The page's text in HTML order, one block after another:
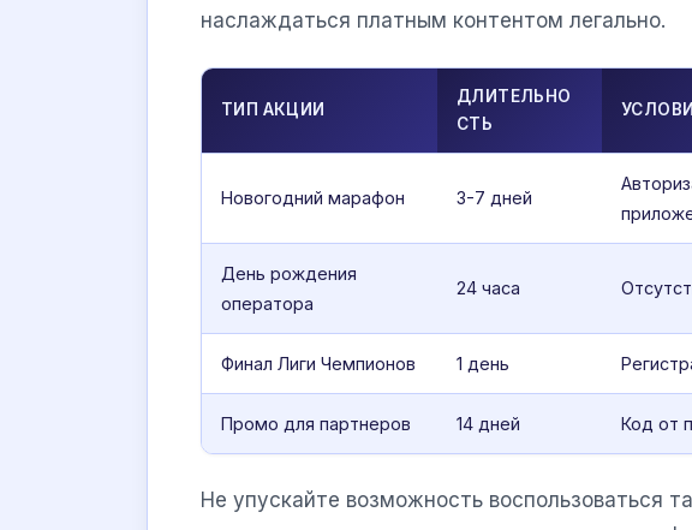
наслаждаться платным контентом легально.
ТИП АКЦИИ
ДЛИТЕЛЬНО
СТЬ
Новогодний марафон 3-7 дней
День рождения
оператора
24 часа
Финал Лиги Чемпионов 1 день
Промо для партнеров 14 дней Код от
Не упускайте возможность воспользоваться